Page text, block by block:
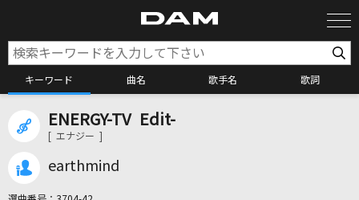
キーワード 曲名 歌手名 歌詞
カラオケ検索
ENERGY-TV Edit-
[ エナジー ]
earthmind